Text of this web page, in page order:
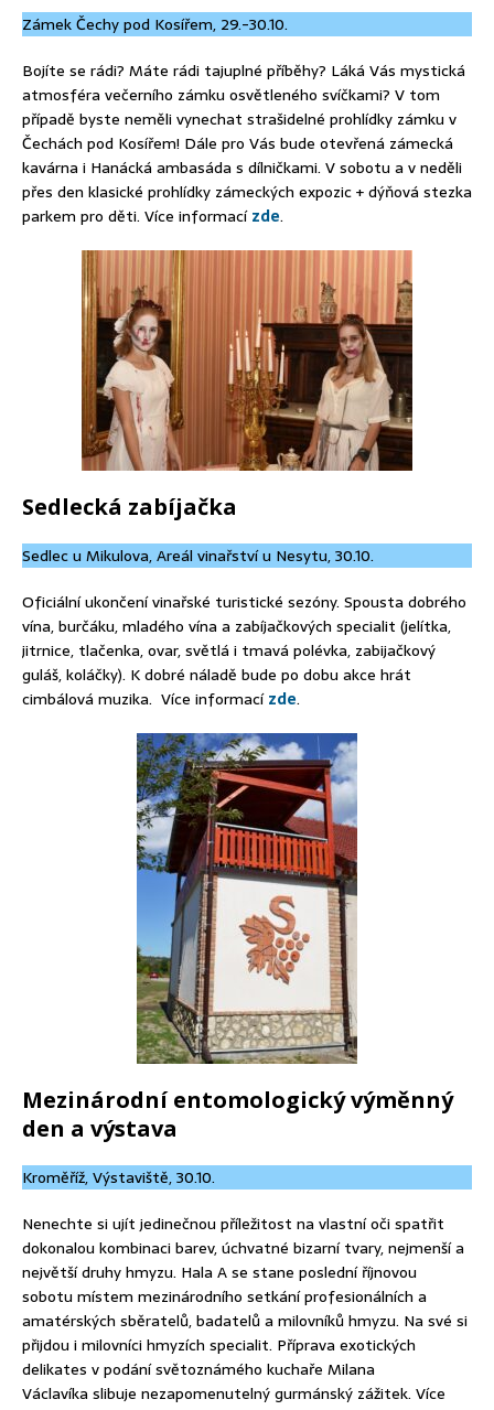
Zámek Čechy pod Kosířem, 29.-30.10.
Bojíte se rádi? Máte rádi tajuplné příběhy? Láká Vás mystická
atmosféra večerního zámku osvětleného svíčkami? V tom
případě byste neměli vynechat strašidelné prohlídky zámku v
Čechách pod Kosířem! Dále pro Vás bude otevřená zámecká
kavárna i Hanácká ambasáda s dílničkami. V sobotu a v neděli
přes den klasické prohlídky zámeckých expozic + dýňová stezka
parkem pro děti. Více informacízde.
Sedlecká zabíjačka
Sedlec u Mikulova, Areál vinařství u Nesytu, 30.10.
Oficiální ukončení vinařské turistické sezóny. Spousta dobrého
vína, burčáku, mladého vína a zabíjačkových specialit (jelítka,
jitrnice, tlačenka, ovar, světlá i tmavá polévka, zabijačkový
guláš, koláčky). K dobré náladě bude po dobu akce hrát
cimbálová muzika. Více informacízde.
Mezinárodní entomologický výměnný
den a výstava
Kroměříž, Výstaviště, 30.10.
Nenechte si ujít jedinečnou příležitost na vlastní oči spatřit
dokonalou kombinaci barev, úchvatné bizarní tvary, nejmenší a
největší druhy hmyzu. Hala A se stane poslední říjnovou
sobotu místem mezinárodního setkání profesionálních a
amatérských sběratelů, badatelů a milovníků hmyzu. Na své si
přijdou i milovníci hmyzích specialit. Příprava exotických
delikates v podání světoznámého kuchaře Milana
Václavíka slibuje nezapomenutelný gurmánský zážitek. Více